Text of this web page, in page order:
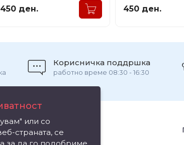
450 ден. 450 ден.
Корисничка поддршка
работно време 08:30 - 16:30
Информации
или со
страната, се